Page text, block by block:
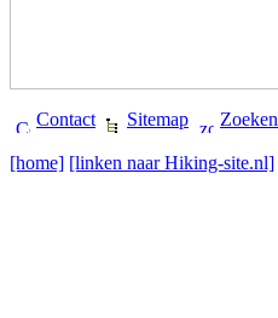
Contact Sitemap Zoeken
[home] [linken naar Hiking-site.nl]